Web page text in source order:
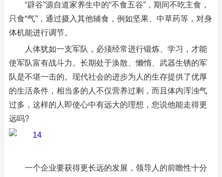
“辟谷”源自道家养生中的“不食五谷”，期间不吃主食，
只食“气”，通过摄入其他辅食，例如坚果、中草药等，对身
体机能进行调节。
人体犹如一支军队，必须经常进行锻炼、学习，才能
使军队富有战斗力。长期处于涣散、懒惰、武器生锈的军
队是不堪一击的。现代社会的进步为人的生存提供了优厚
的生活条件，相当多的人不仅营养过剩，而且体内浑浊气
过多，这样的人即使心中有远大的理想，您说他能走得更
远吗?
一个企业要获得更长远的发展，领导人的前瞻性十分